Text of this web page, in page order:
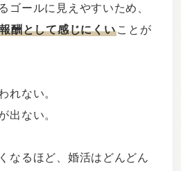
ゴールに見えやすいため、
酬として感じにくいことが
れない。
出ない。
なるほど、婚活はどんどん